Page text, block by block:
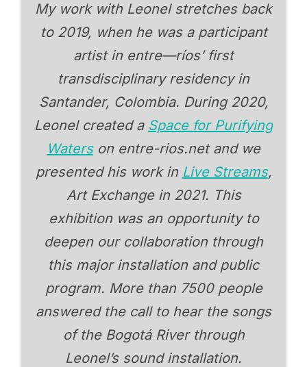
My work with Leonel stretches back
to 2019, when he was a participant
artist in entre—ríos’ first
transdisciplinary residency in
Santander, Colombia. During 2020,
Leonel created a Space for Purifying
Waterson entre-rios.net and we
presented his work in Live Streams,
Art Exchange in 2021. This
exhibition was an opportunity to
deepen our collaboration through
this major installation and public
program. More than 7500 people
answered the call to hear the songs
of the Bogotá River through
Leonel’s sound installation.